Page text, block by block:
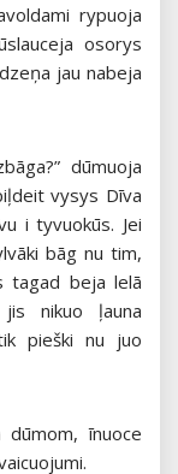
rypuoja
osorys
jau nabeja
dūmuoja
vysys Dīva
i tyvuokūs. Jei
bāg nu tim,
tagad beja lelā
nikuo ļauna
pieški nu juo
īnuoce